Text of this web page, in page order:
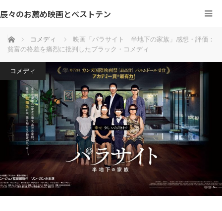
辰々のお薦め映画とベストテン
ホーム コメディ
映画「パラサイト 半地下の家族」感想・評価：
貧富の格差を痛烈に批判したブラック・コメディ
コメディ